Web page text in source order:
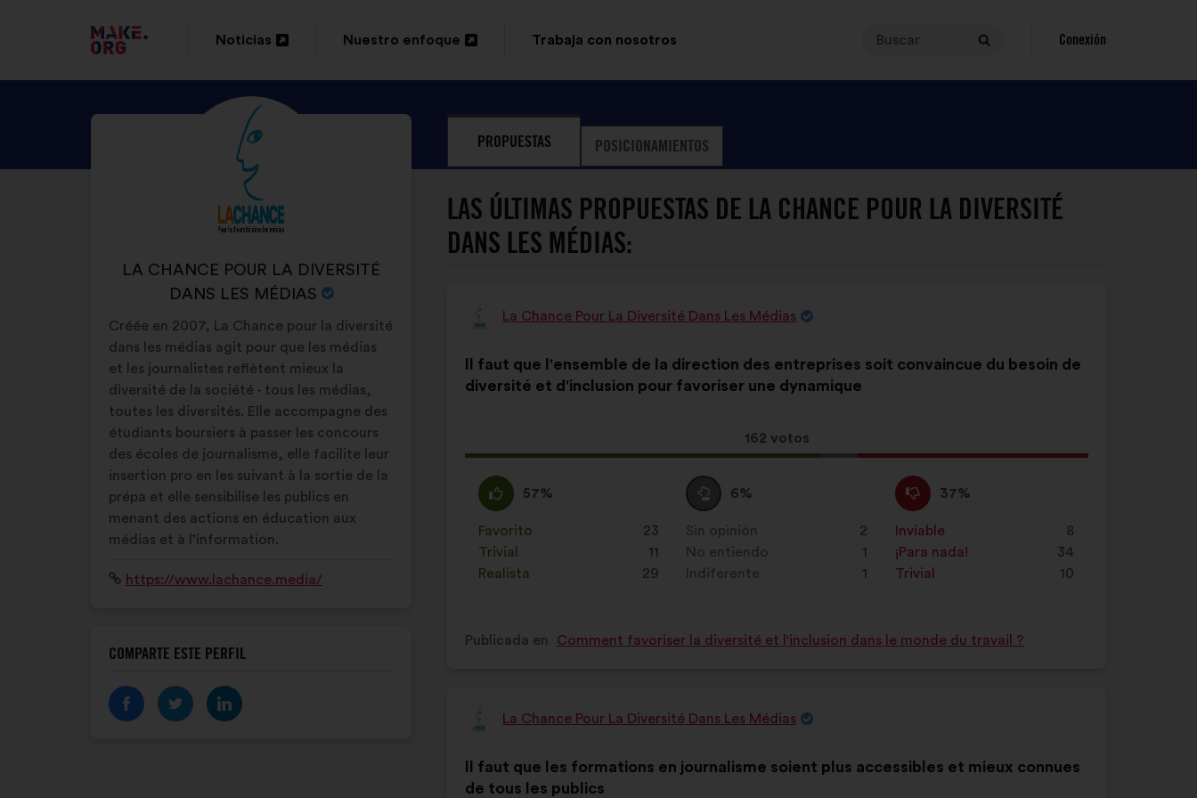
IR
A
LA
MAKE.ORG
Noticias
nueva
pestaña
Nuestro enfoque
Trabaja con nosotros
Para
una
debe
entre
el
clic
botón
"Buscar"
Buscar
Buscar
Conexión
DESCUBRE
PERFIL
DE
LA
POUR
DIVERSITÉ
DANS
LES
MÉDIAS
NOMBRE
LA
ORGANIZACIÓN:
LA CHANCE POUR LA DIVERSITÉ
DANS LES MÉDIAS
Biografía:
Créée en 2007, La Chance pour la diversité
dans les médias agit pour que les médias
et les journalistes reflètent mieux la
diversité de la société - tous les médias,
toutes les diversités. Elle accompagne des
étudiants boursiers à passer les concours
des écoles de journalisme, elle facilite leur
insertion pro en les suivant à la sortie de la
prépa et elle sensibilise les publics en
menant des actions en éducation aux
médias et à l’information.
Sitiohttps://www.lachance.media/
COMPARTE ESTE PERFIL
PROPUESTAS POSICIONAMIENTOS
LAS ÚLTIMAS PROPUESTAS DE LA CHANCE POUR LA DIVERSITÉ
DANS LES MÉDIAS:
Propuesta
La Chance Pour La Diversité Dans Les Médias
de
la
Il faut que l'ensemble de la direction des entreprises soit convaincue du besoin de
diversité et d'inclusion pour favoriser une dynamique
Esta
propuesta
recibido:
162 votos
el
siguiente
A
favor
:
57%
Esta
propuesta
se
ha
calificado
Favorito
: 23
veces
Trivial
: 11
veces
Realista
: 29
veces
Neutro
:
6%
Esta
propuesta
se
ha
calificado
Sin opinión
: 2
veces
No entiendo
: 1
veces
Indiferente
1
veces
En
contra
:
37%
Esta
propuesta
se
ha
calificado
Inviable 8
veces
¡Para nada!
: 34
veces
Trivial
: 10
veces
Publicada en Comment favoriser la diversité et l'inclusion dans le monde du travail ?
Propuesta
La Chance Pour La Diversité Dans Les Médias
deIl faut que les formations en journalisme soient plus accessibles et mieux connues
de tous les publics
el